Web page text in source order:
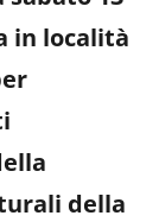
in località
della